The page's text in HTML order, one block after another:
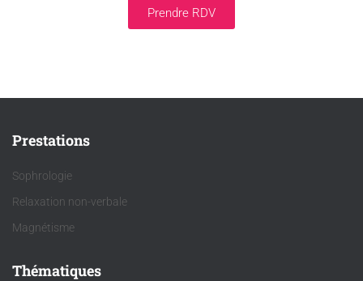
Prendre RDV
Prestations
Sophrologie
Relaxation non-verbale
Magnétisme
Thématiques